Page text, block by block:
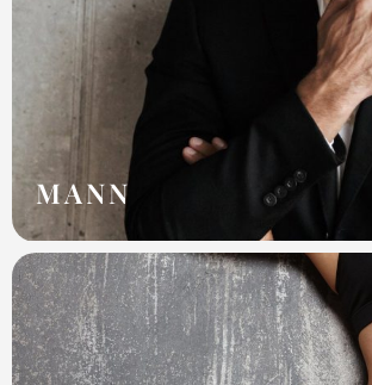
Akne-Behandlung
MANN
Entfernen von Fett
Gesichtsverjüngung
Behandlung von Alopezie